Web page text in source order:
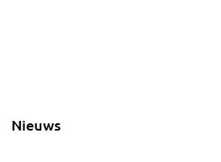
Nieuws